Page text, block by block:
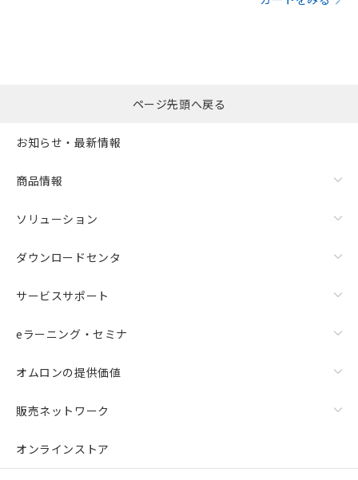
ページ先頭へ戻る
お知らせ・最新情報
商品情報
ソリューション
ダウンロードセンタ
サービスサポート
eラーニング・セミナ
オムロンの提供価値
販売ネットワーク
オンラインストア